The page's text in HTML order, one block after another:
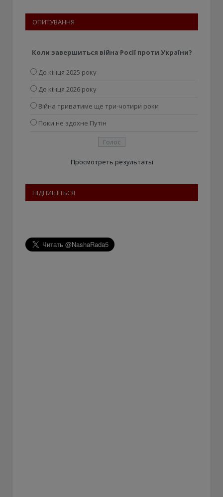
ОПИТУВАННЯ
Коли завершиться війна Росії проти України?
До кінця 2025 року
До кінця 2026 року
Війна триватиме ще три-чотири роки
Поки не здохне Путін
Просмотреть результаты
ПІДПИШІТЬСЯ